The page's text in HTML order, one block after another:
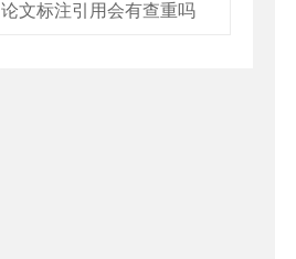
论文标注引用会有查重吗